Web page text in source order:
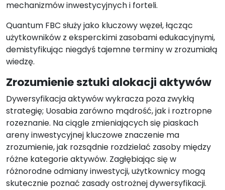
mechanizmów inwestycyjnych i forteli.
Quantum FBC służy jako kluczowy węzeł, łącząc
użytkowników z eksperckimi zasobami edukacyjnymi,
demistyfikując niegdyś tajemne terminy w zrozumiałą
wiedzę.
Zrozumienie sztuki alokacji aktywów
Dywersyfikacja aktywów wykracza poza zwykłą
strategię; Uosabia zarówno mądrość, jak i roztropne
rozeznanie. Na ciągle zmieniających się piaskach
areny inwestycyjnej kluczowe znaczenie ma
zrozumienie, jak rozsądnie rozdzielać zasoby między
różne kategorie aktywów. Zagłębiając się w
różnorodne odmiany inwestycji, użytkownicy mogą
skutecznie poznać zasady ostrożnej dywersyfikacji.